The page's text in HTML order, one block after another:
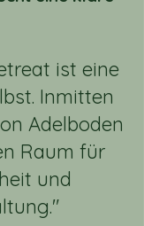
ist eine
Inmitten
Adelboden
Raum für
und